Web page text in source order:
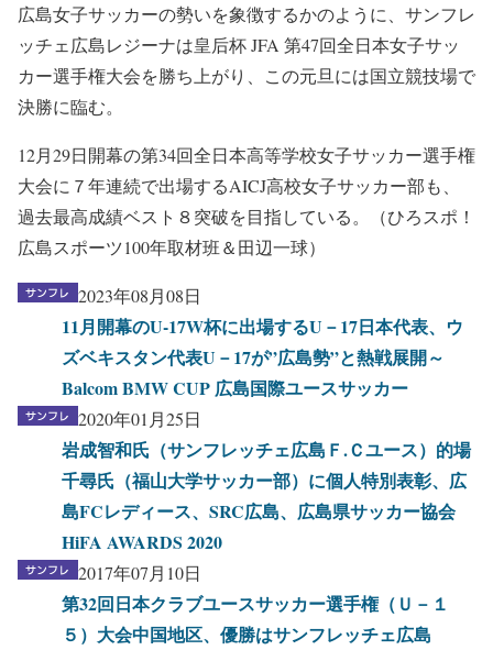
広島女子サッカーの勢いを象徴するかのように、サンフレ
ッチェ広島レジーナは皇后杯 JFA 第47回全日本女子サッ
カー選手権大会を勝ち上がり、この元旦には国立競技場で
決勝に臨む。
12月29日開幕の第34回全日本高等学校女子サッカー選手権
大会に７年連続で出場するAICJ高校女子サッカー部も、
過去最高成績ベスト８突破を目指している。（ひろスポ！
広島スポーツ100年取材班＆田辺一球）
2023年08月08日
11月開幕のU-17W杯に出場するU－17日本代表、ウ
ズベキスタン代表U－17が”広島勢”と熱戦展開～
Balcom BMW CUP 広島国際ユースサッカー
2020年01月25日
岩成智和氏（サンフレッチェ広島Ｆ.Ｃユース）的場
千尋氏（福山大学サッカー部）に個人特別表彰、広
島FCレディース、SRC広島、広島県サッカー協会
HiFA AWARDS 2020
2017年07月10日
第32回日本クラブユースサッカー選手権（Ｕ－１
５）大会中国地区、優勝はサンフレッチェ広島